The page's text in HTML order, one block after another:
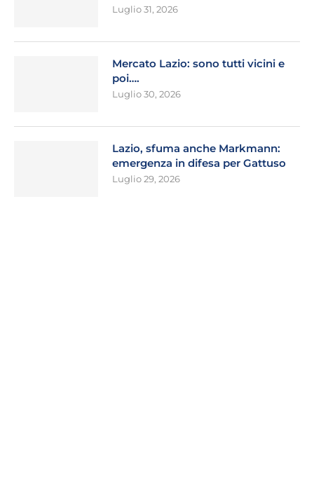
Luglio 31, 2026
Mercato Lazio: sono tutti vicini e
poi….
Luglio 30, 2026
Lazio, sfuma anche Markmann:
emergenza in difesa per Gattuso
Luglio 29, 2026